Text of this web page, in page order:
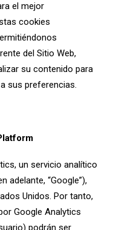
el mejor
cookies
del Sitio Web,
su contenido para
sus preferencias.
un servicio analítico
adelante, “Google”),
Unidos. Por tanto,
Google Analytics
podrán ser